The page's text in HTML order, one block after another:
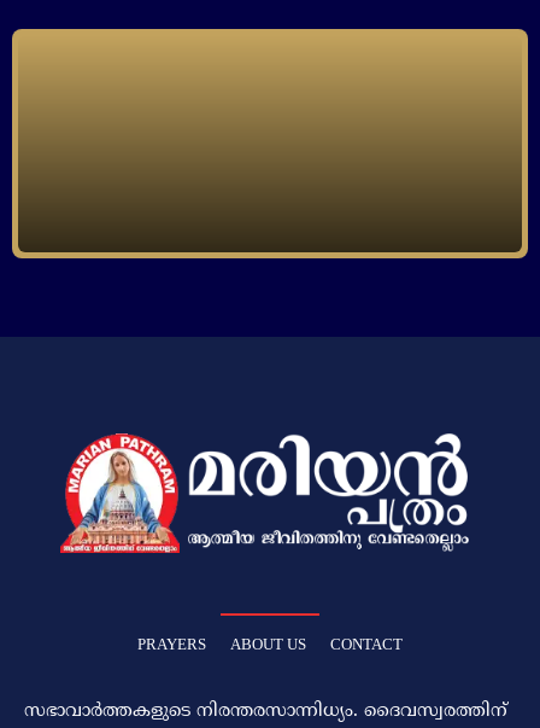
PRAYERS ABOUT US CONTACT
സഭാവാര്‍ത്തകളുടെ നിരന്തരസാന്നിധ്യം. ദൈവസ്വരത്തിന്‌